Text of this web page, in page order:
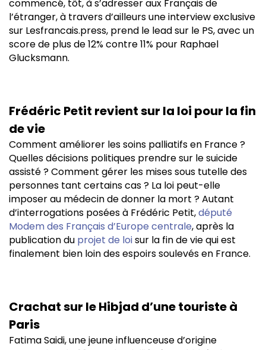
commencé, tôt, à s’adresser aux Français de
l’étranger, à travers d’ailleurs une interview exclusive
sur Lesfrancais.press, prend le lead sur le PS, avec un
score de plus de 12% contre 11% pour Raphael
Glucksmann.
Frédéric Petit revient sur la loi pour la fin
de vie
Comment améliorer les soins palliatifs en France ?
Quelles décisions politiques prendre sur le suicide
assisté ? Comment gérer les mises sous tutelle des
personnes tant certains cas ? La loi peut-elle
imposer au médecin de donner la mort ? Autant
d’interrogations posées à Frédéric Petit,député
Modem des Français d’Europe centrale, après la
publication du projet de loisur la fin de vie qui est
finalement bien loin des espoirs soulevés en France.
Crachat sur le Hibjad d’une touriste à
Paris
Fatima Saidi, une jeune influenceuse d’origine